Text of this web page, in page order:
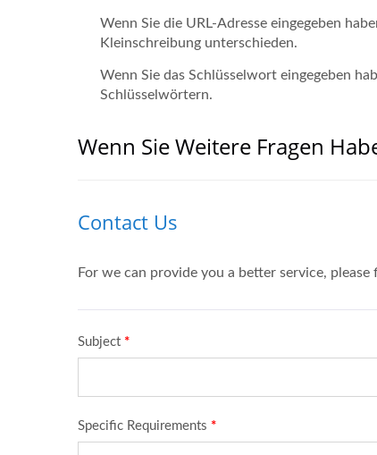
Wenn Sie die URL-Adresse eingegeben
Kleinschreibung unterschieden.
Wenn Sie das Schlüsselwort eingegeben
Schlüsselwörtern.
Wenn Sie Weitere Fragen